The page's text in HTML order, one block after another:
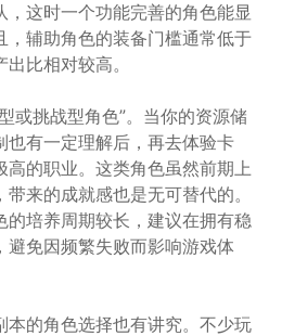
这时一个功能完善的角色能显
，辅助角色的装备门槛通常低于
比相对较高。
或挑战型角色”。当你的资源储
也有一定理解后，再去体验卡
高的职业。这类角色虽然前期上
来的成就感也是无可替代的。
的培养周期较长，建议在拥有稳
避免因频繁失败而影响游戏体
本的角色选择也有讲究。不少玩